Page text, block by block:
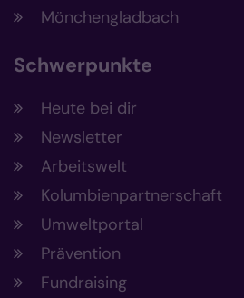
Mönchengladbach
Schwerpunkte
Heute bei dir
Newsletter
Arbeitswelt
Kolumbienpartnerschaft
Umweltportal
Prävention
Fundraising